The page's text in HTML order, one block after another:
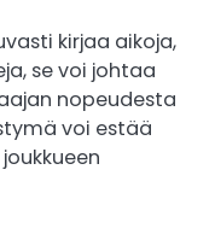
kirjaa aikoja,
se voi johtaa
nopeudesta
voi estää